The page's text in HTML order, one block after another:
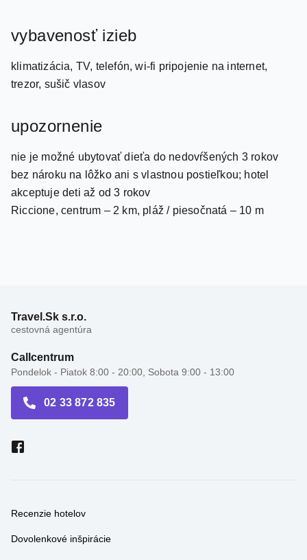
vybavenosť izieb
klimatizácia, TV, telefón, wi-fi pripojenie na internet,
trezor, sušič vlasov
upozornenie
nie je možné ubytovať dieťa do nedovŕšených 3 rokov
bez nároku na lôžko ani s vlastnou postieľkou; hotel
akceptuje deti až od 3 rokov
Riccione, centrum – 2 km, pláž / piesočnatá – 10 m
Travel.Sk s.r.o.
cestovná agentúra
Callcentrum
Pondelok - Piatok 8:00 - 20:00, Sobota 9:00 - 13:00
02 33 872 835
Recenzie hotelov
Dovolenkové inšpirácie